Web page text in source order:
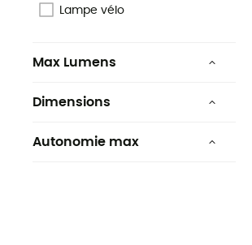
Lampe vélo
Max Lumens
50 - 149
Dimensions
Autonomie max